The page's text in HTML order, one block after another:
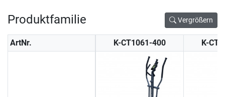
Produktfamilie Vergrößern
ArtNr. K-CT1061-400 K-